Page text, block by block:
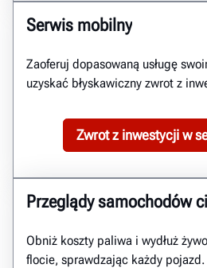
Serwis mobilny
Zaoferuj dopasowaną usługę
uzyskać błyskawiczny zwrot z
Zwrot z inwestycji w
Przeglądy samochodów
Obniż koszty paliwa i wydłuż
flocie, sprawdzając każdy pojazd.